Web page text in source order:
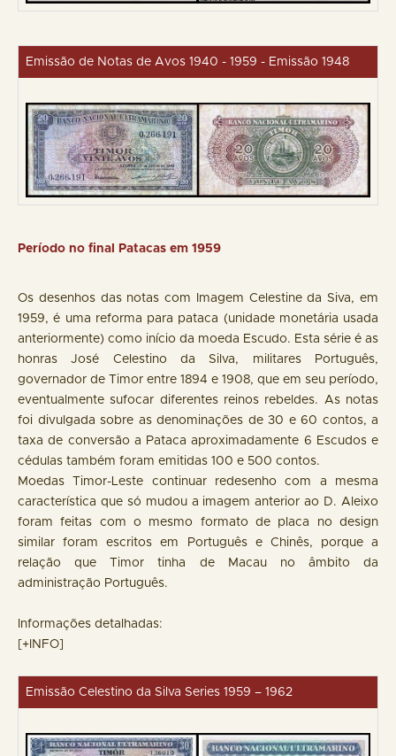
Emissão de Notas de Avos 1940 - 1959 - Emissão 1948
Período no final Patacas em 1959
Os desenhos das notas com Imagem Celestine da Siva, em
1959, é uma reforma para pataca (unidade monetária usada
anteriormente) como início da moeda Escudo. Esta série é as
honras José Celestino da Silva, militares Português,
governador de Timor entre 1894 e 1908, que em seu período,
eventualmente sufocar diferentes reinos rebeldes. As notas
foi divulgada sobre as denominações de 30 e 60 contos, a
taxa de conversão a Pataca aproximadamente 6 Escudos e
cédulas também foram emitidas 100 e 500 contos.
Moedas Timor-Leste continuar redesenho com a mesma
característica que só mudou a imagem anterior ao D. Aleixo
foram feitas com o mesmo formato de placa no design
similar foram escritos em Português e Chinês, porque a
relação que Timor tinha de Macau no âmbito da
administração Português.
Informações detalhadas:
[+INFO]
Emissão Celestino da Silva Series 1959 – 1962